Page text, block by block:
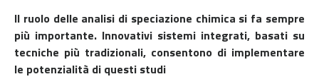
Il ruolo delle analisi di speciazione chimica si fa sempre
più importante. Innovativi sistemi integrati, basati su
tecniche più tradizionali, consentono di implementare
le potenzialità di questi studi